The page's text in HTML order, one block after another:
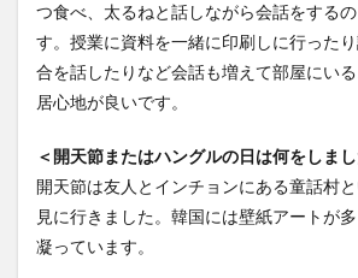
つ食べ、太るねと話しながら会話をする
す。授業に資料を一緒に印刷しに行った
合を話したりなど会話も増えて部屋にい
居心地が良いです。
＜開天節またはハングルの日は何をしま
開天節は友人とインチョンにある童話村
見に行きました。韓国には壁紙アートが
凝っています。
国際学部
国際学部国際学科
夏
外部講師
季節学期 学寮
学生の声
学生特集
学食
寮生活 就職活動 履
成績優等賞受賞
授業紹介 授業
撮影風景
教員からのメッセージ
文化体験